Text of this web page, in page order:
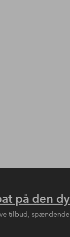
på den
tilbud,